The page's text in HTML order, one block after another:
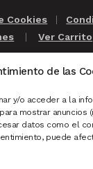
de las
y/o acceder a la
mostrar anuncios
datos como el
puede
Cookies |
|Ver Carrito
Productos